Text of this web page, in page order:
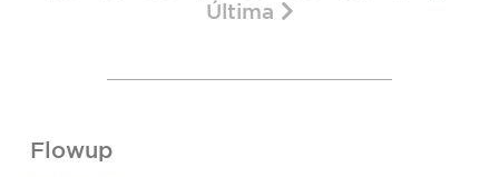
Última
Flowup